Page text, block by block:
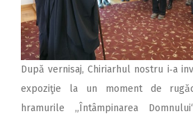
După vernisaj, Chiriarhul nostru i‑a
expoziţie la un moment de
hramurile „Întâmpinarea